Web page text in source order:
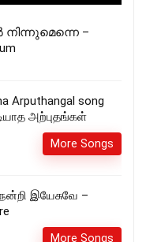
–
Arputhangal song
அற்புதங்கள்
More Songs
இயேசுவே –
More Songs